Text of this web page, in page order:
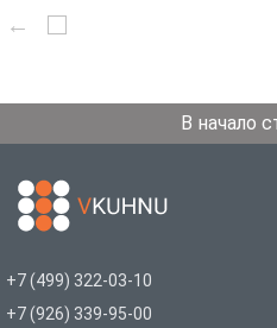
В начало
+7 (499) 322-03-10
+7 (926) 339-95-00